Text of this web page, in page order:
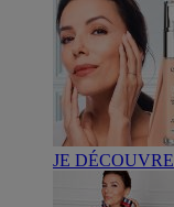
JE DÉCOUVRE